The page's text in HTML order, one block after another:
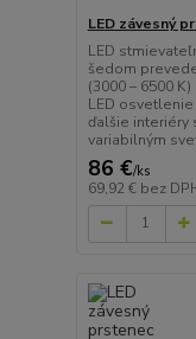
LED závesný
LED
šedom
(3000 – 6500
LED
ďalšie interiéry
variabilným
86 €/ks
69,92 € bez